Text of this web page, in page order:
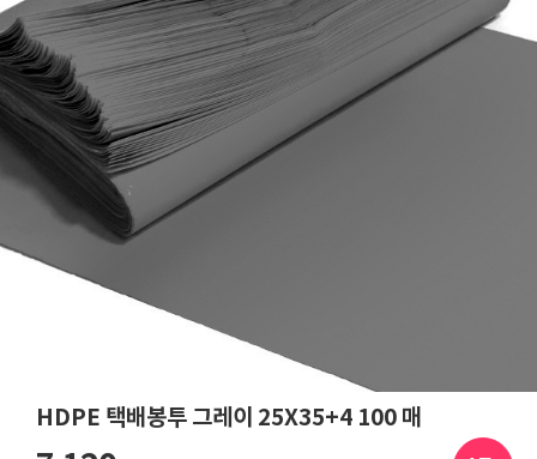
HDPE 택배봉투 그레이 25X35+4 100 매